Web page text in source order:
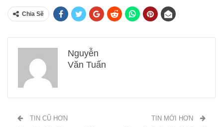
Chia Sẽ
Nguyễn
Văn Tuấn
TIN CŨ HƠN TIN MỚI HƠN